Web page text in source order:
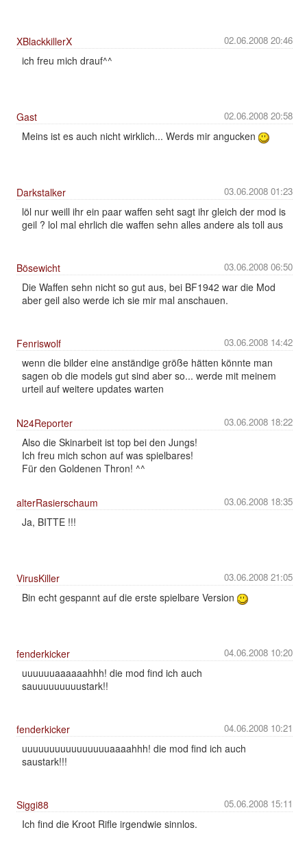
02.06.2008 20:46
XBlackkillerX
ich freu mich drauf^^
02.06.2008 20:58
Gast
Meins ist es auch nicht wirklich... Werds mir angucken
03.06.2008 01:23
Darkstalker
löl nur weill ihr ein paar waffen seht sagt ihr gleich der mod is
geil ? lol mal ehrlich die waffen sehn alles andere als toll aus
03.06.2008 06:50
Bösewicht
Die Waffen sehn nicht so gut aus, bei BF1942 war die Mod
aber geil also werde ich sie mir mal anschauen.
03.06.2008 14:42
Fenriswolf
wenn die bilder eine anständige größe hätten könnte man
sagen ob die models gut sind aber so... werde mit meinem
urteil auf weitere updates warten
03.06.2008 18:22
N24Reporter
Also die Skinarbeit ist top bei den Jungs!
Ich freu mich schon auf was spielbares!
Für den Goldenen Thron! ^^
03.06.2008 18:35
alterRasierschaum
Ja, BITTE !!!
03.06.2008 21:05
VirusKiller
Bin echt gespannt auf die erste spielbare Version
04.06.2008 10:20
fenderkicker
uuuuuuaaaaaahhh! die mod find ich auch
sauuuuuuuuustark!!
04.06.2008 10:21
fenderkicker
uuuuuuuuuuuuuuuuaaaahhh! die mod find ich auch
saustark!!!
05.06.2008 15:11
Siggi88
Ich find die Kroot Rifle irgendwie sinnlos.